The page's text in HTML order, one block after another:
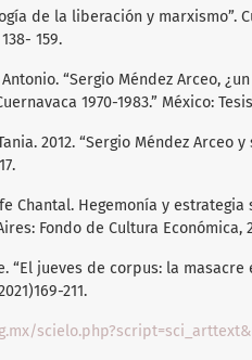
de la liberación y marxismo”.
159.
“Sergio Méndez Arceo,
1970-1983.” México:
2012. “Sergio Méndez Arceo
Chantal. Hegemonía y
Fondo de Cultura Económica,
“El jueves de corpus: la
211.